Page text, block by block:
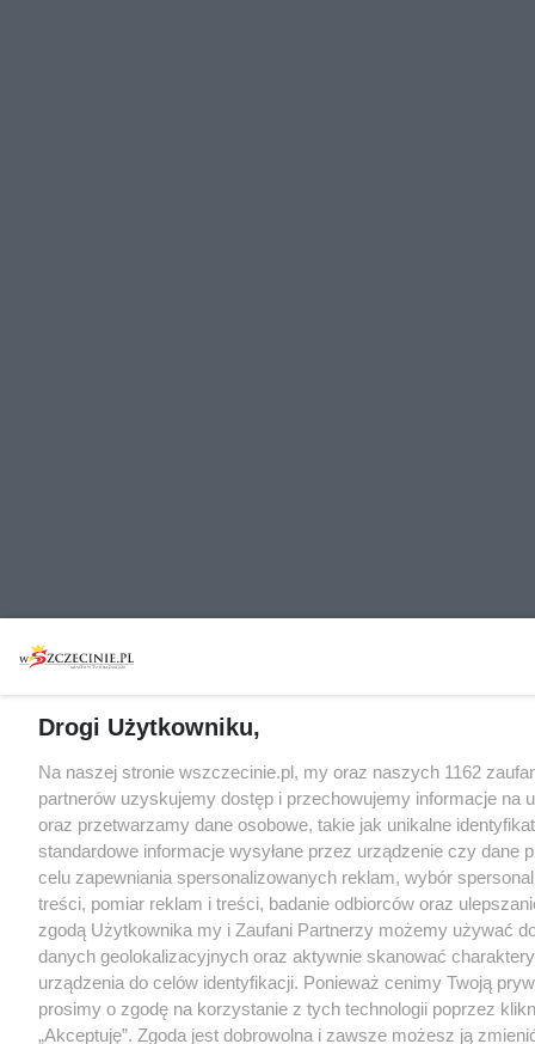
Drogi Użytkowniku,
Na naszej stronie wszczecinie.pl, my oraz naszych 1162
partnerów uzyskujemy dostęp i przechowujemy informacje na
oraz przetwarzamy dane osobowe, takie jak unikalne
standardowe informacje wysyłane przez urządzenie czy dane
celu zapewniania spersonalizowanych reklam, wybór
treści, pomiar reklam i treści, badanie odbiorców oraz
zgodą Użytkownika my i Zaufani Partnerzy możemy używać
danych geolokalizacyjnych oraz aktywnie skanować
urządzenia do celów identyfikacji. Ponieważ cenimy Twoją
prosimy o zgodę na korzystanie z tych technologii poprzez
„Akceptuję”. Zgoda jest dobrowolna i zawsze możesz ją